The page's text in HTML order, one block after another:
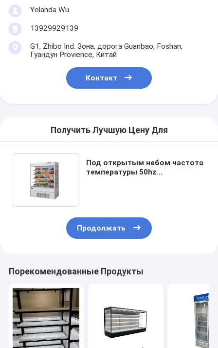
Yolanda Wu
13929929139
G1, Zhibo Ind. Зона, дорога Guanbao, Foshan,
Гуандун Provience, Китай
Контакт
Получить Лучшую Цену Для
Под открытым небом частота
температуры 50hz
Продолжать
Порекомендованные Продукты